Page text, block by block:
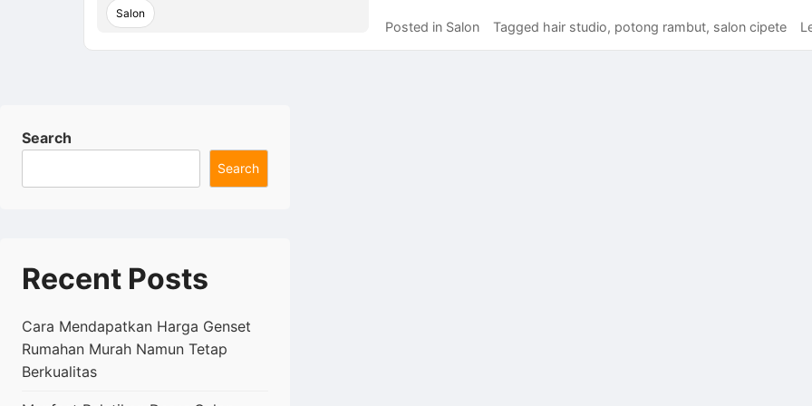
Salon
Posted in Salon Tagged hair studio, potong rambut, salon cipete
Search
Search
Recent Posts
Cara Mendapatkan Harga Genset
Rumahan Murah Namun Tetap
Berkualitas